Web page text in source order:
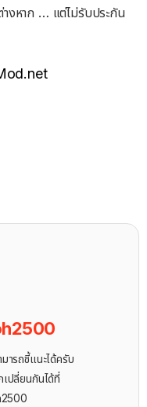
งหาก … แต่ไม่รับประกัน
ารถชี้แนะได้ครับ
ปลี่ยนกันได้ที่